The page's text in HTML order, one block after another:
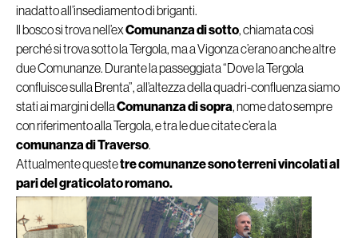
inadatto all’insediamento di briganti.
Il bosco si trova nell’exComunanza di sotto, chiamata così
perché si trova sotto la Tergola, ma a Vigonza c’erano anche altre
due Comunanze. Durante la passeggiata “Dove la Tergola
confluisce sulla Brenta”, all’altezza della quadri-confluenza siamo
stati ai margini dellaComunanza di sopra, nome dato sempre
con riferimento alla Tergola, e tra le due citate c’era la
comunanza di Traverso.
Attualmente questetre comunanze sono terreni vincolati al
pari del graticolato romano.